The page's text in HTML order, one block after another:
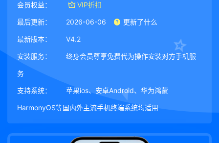
会员权益： VIP折扣
最后更新： 2026-06-06 更新了什么
最新版本： V4.2
安装服务： 终身会员尊享免费代为操作安装对方手机服
务
支持系统： 苹果ios、安卓Android、华为鸿蒙
HarmonyOS等国内外主流手机终端系统均适用